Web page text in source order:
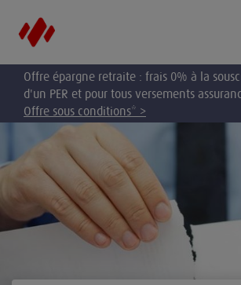
Offre épargne retraite : frais 0% à la
d'un PER et pour tous versements
Offre sous conditions* >